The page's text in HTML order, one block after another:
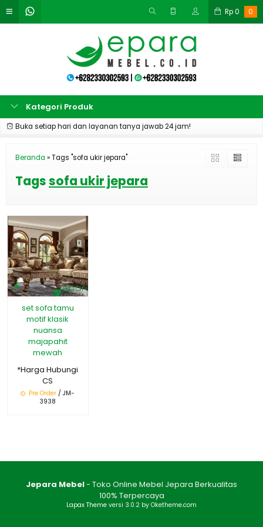
Rp0 0
Kategori Produk
Buka setiap hari dan layanan tanya jawab 24 jam!
Beranda »Tags "sofa ukir jepara"
Tagssofa ukir jepara
set sofa tamu
motif klasik
nuansa
majapahit
mewah
*Harga Hubungi
CS
Pre Order / JM-
3938
Jepara Mebel- Toko Online Mebel Jepara Berkualitas
100% Terpercaya
Lapax Theme versi 3.0.2 by Oketheme.com